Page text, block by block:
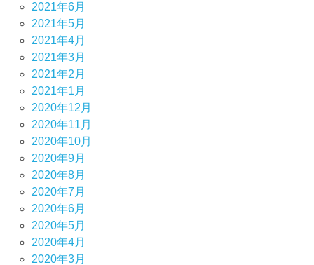
2021年6月
2021年5月
2021年4月
2021年3月
2021年2月
2021年1月
2020年12月
2020年11月
2020年10月
2020年9月
2020年8月
2020年7月
2020年6月
2020年5月
2020年4月
2020年3月